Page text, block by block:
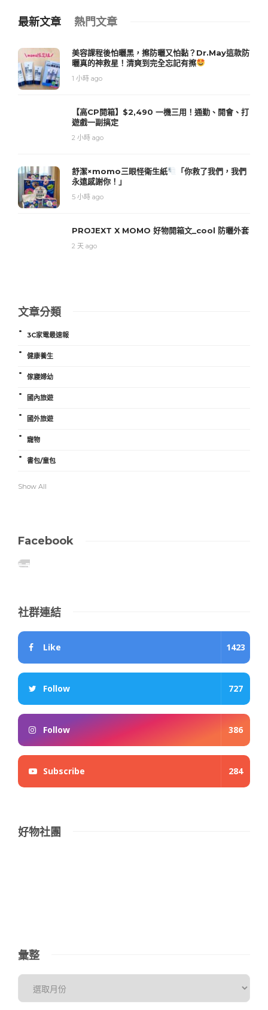
最新文章 熱門文章
美容課程後怕曬黑，擦防曬又怕黏？Dr.May這款防
曬真的神救星！清爽到完全忘記有擦
1 小時 ago
【高CP開箱】$2,490 一機三用！通勤、開會、打
遊戲一副搞定
2 小時 ago
舒潔×momo三眼怪衛生紙
「你救了我們，我們
永遠感謝你！」
5 小時 ago
PROJEXT X MOMO 好物開箱文_cool 防曬外套
2 天 ago
文章分類
3C家電最速報
健康養生
傢寢婦幼
國內旅遊
國外旅遊
寵物
書包/童包
Show All
Facebook
社群連結
Like 1423
Follow 727
Follow 386
Subscribe 284
好物社團
彙整